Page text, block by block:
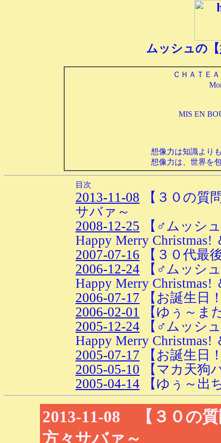
ムッシュの
ＣＨＡＴＥ
MIS EN
想像力は知識より
想像力は、世界を
目次
2013-11-08 【３０の質
サバァ～
2008-12-25 【♂ムッシ
Happy Merry Christmas!
2007-07-16 【３０代最
2006-12-24 【♂ムッシ
Happy Merry Christmas!
2006-07-17 【お誕生日
2006-02-01
【ゆぅ～ま
2005-12-24 【♂ムッシ
Happy Merry Christmas!
2005-07-17 【お誕生日
2005-05-10 【マカ天狗
2005-04-14 【ゆぅ～出
2013-11-08 【３０の
方々サバァ～